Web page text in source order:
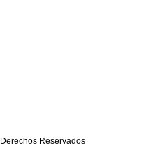
Reservados